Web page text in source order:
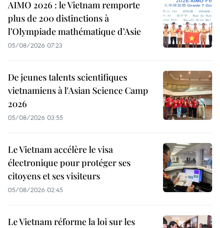
AIMO 2026 : le Vietnam remporte
plus de 200 distinctions à
l’Olympiade mathématique d’Asie
05/08/2026 07:23
De jeunes talents scientifiques
vietnamiens à l'Asian Science Camp
2026
05/08/2026 03:55
Le Vietnam accélère le visa
électronique pour protéger ses
citoyens et ses visiteurs
05/08/2026 02:45
Le Vietnam réforme la loi sur les